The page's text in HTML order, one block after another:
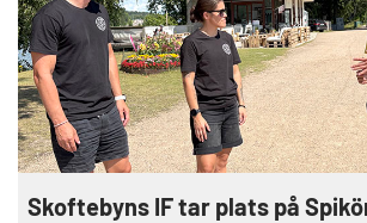
t
i
c
l
e
i
n
Skoftebyns IF tar plats på